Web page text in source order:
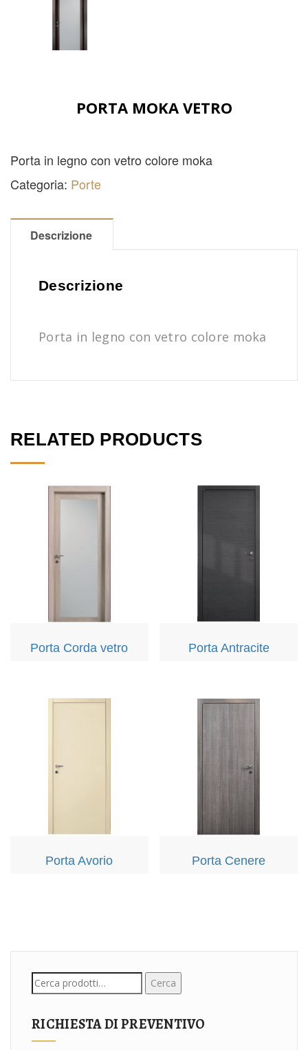
PORTA MOKA VETRO
Porta in legno con vetro colore moka
Categoria: Porte
Descrizione
Descrizione
Porta in legno con vetro colore moka
RELATED PRODUCTS
Porta Corda vetro Porta Antracite
Porta Avorio Porta Cenere
Cerca: Cerca
RICHIESTA DI PREVENTIVO